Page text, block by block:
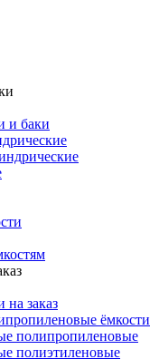
и баки
на заказ
ёмкости
полипропиленовые
полиэтиленовые